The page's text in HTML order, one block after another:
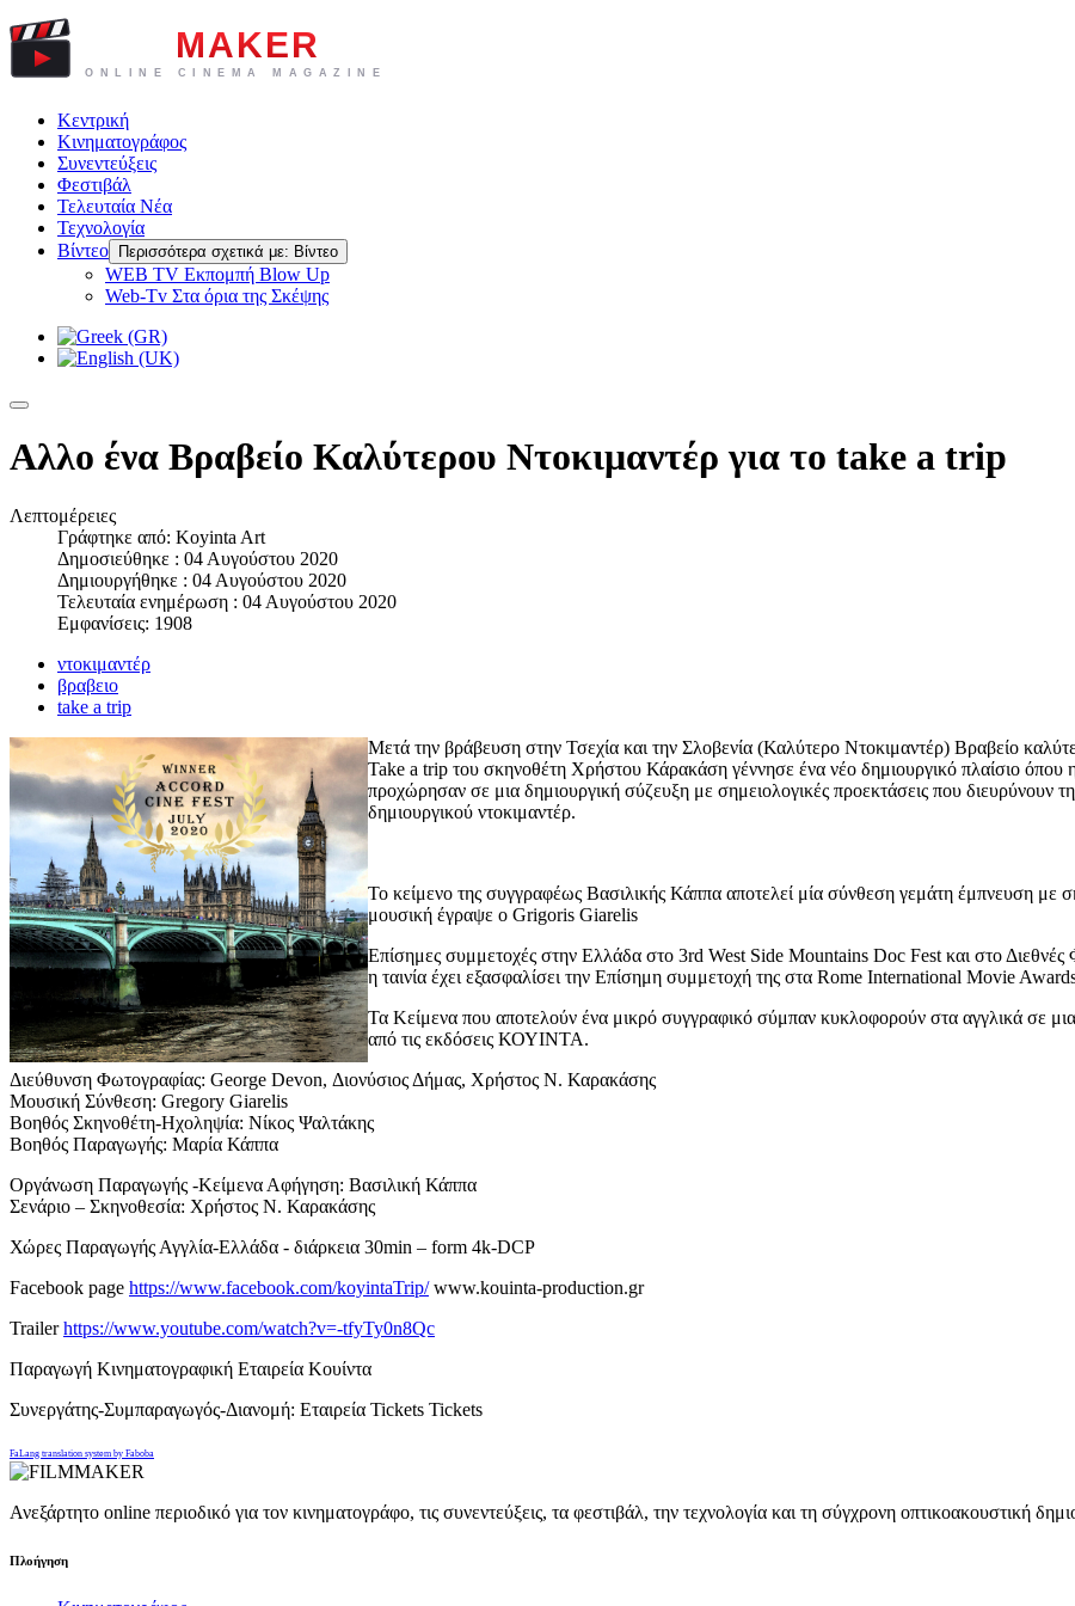
Κεντρική
Κινηματογράφος
Συνεντεύξεις
Φεστιβάλ
Τελευταία Νέα
Τεχνολογία
Βίντεο
Περισσότερα σχετικά με: Βίντεο
WEB TV Eκπομπή Blow Up
Web-Tv Στα όρια της Σκέψης
Αλλο ένα Βραβείο Καλύτερου Ντοκιμαντέρ για το take a trip
Λεπτομέρειες
Γράφτηκε από: Koyinta Art
Δημοσιεύθηκε : 04 Αυγούστου 2020
Δημιουργήθηκε : 04 Αυγούστου 2020
Τελευταία ενημέρωση : 04 Αυγούστου 2020
Εμφανίσεις: 1908
ντοκιμαντέρ
βραβειο
take a trip
Μετά την βράβευση στην Τσεχία και την Σλοβενία (Καλύτερο Ντοκιμαντέρ) Βραβείο
Take a trip του σκηνοθέτη Χρήστου Κάρακάση γέννησε ένα νέο δημιουργικό πλαίσιο
προχώρησαν σε μια δημιουργική σύζευξη με σημειολογικές προεκτάσεις που διευρύνουν
δημιουργικού ντοκιμαντέρ.
Το κείμενο της συγγραφέως Βασιλικής Κάππα αποτελεί μία σύνθεση γεμάτη έμπνευση με
μουσική έγραψε ο Grigoris Giarelis
Επίσημες συμμετοχές στην Ελλάδα στο 3rd West Side Mountains Doc Fest και στο Διεθνές
η ταινία έχει εξασφαλίσει την Eπίσημη συμμετοχή της στα Rome International Movie
Τα Κείμενα που αποτελούν ένα μικρό συγγραφικό σύμπαν κυκλοφορούν στα αγγλικά σε
από τις εκδόσεις ΚΟΥΙΝΤΑ.
Διεύθυνση Φωτογραφίας: George Devon, Διονύσιος Δήμας, Χρήστος Ν. Καρακάσης
Μουσική Σύνθεση: Gregory Giarelis
Βοηθός Σκηνοθέτη-Ηχοληψία: Νίκος Ψαλτάκης
Βοηθός Παραγωγής: Μαρία Κάππα
Οργάνωση Παραγωγής -Κείμενα Αφήγηση: Βασιλική Κάππα
Σενάριο – Σκηνοθεσία: Χρήστος Ν. Καρακάσης
Χώρες Παραγωγής Αγγλία-Ελλάδα - διάρκεια 30min – form 4k-DCP
Facebook page https://www.facebook.com/koyintaTrip/www.kouinta-production.gr
Trailerhttps://www.youtube.com/watch?v=-tfyTy0n8Qc
Παραγωγή Κινηματογραφική Εταιρεία Κουίντα
Συνεργάτης-Συμπαραγωγός-Διανομή: Εταιρεία Tickets Tickets
FaLang translation system by Faboba
Ανεξάρτητο online περιοδικό για τον κινηματογράφο, τις συνεντεύξεις, τα φεστιβάλ, την τεχνολογία και τη σύγχρονη οπτικοακουστική
Πλοήγηση